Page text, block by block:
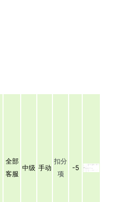
全部
客服
中级 手动
扣分
项
-5